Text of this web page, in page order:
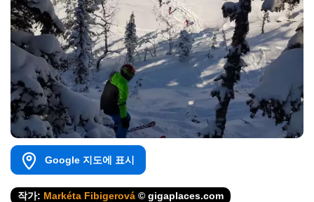
Google 지도에 표시
작가: Markéta Fibigerová © gigaplaces.com